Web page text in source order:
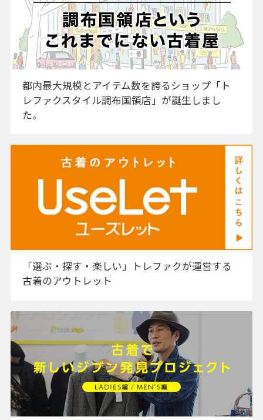
都内最大規模とアイテム数を誇るショップ「ト
レファクスタイル調布国領店」が誕生しまし
た。
「選ぶ・探す・楽しい」トレファクが運営する
古着のアウトレット